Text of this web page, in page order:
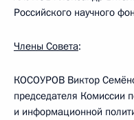
Российского научного
Члены Совета:
КОСОУРОВ Виктор
председателя Комиссии
и информационной